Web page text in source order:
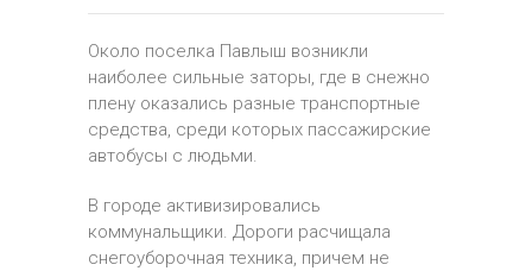
Около поселка Павлыш возникли
наиболее сильные заторы, где в снежно
плену оказались разные транспортные
средства, среди которых пассажирские
автобусы с людьми.
В городе активизировались
коммунальщики. Дороги расчищала
снегоуборочная техника, причем не